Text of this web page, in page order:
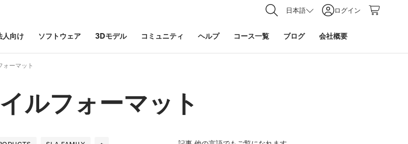
日本語 ログイン
人向け ソフトウェア 3Dモデル コミュニティ ヘルプ コース一覧 ブログ 会社概要
ォーマット
ルフォーマット